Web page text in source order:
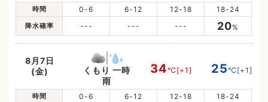
時間 0-6 6-12 12-18 18-24
降水確率 --- --- --- 20%
8月7日
(金)
くもり 一時
雨
34℃[+1] 25℃[+1]
時間 0-6 6-12 12-18 18-24